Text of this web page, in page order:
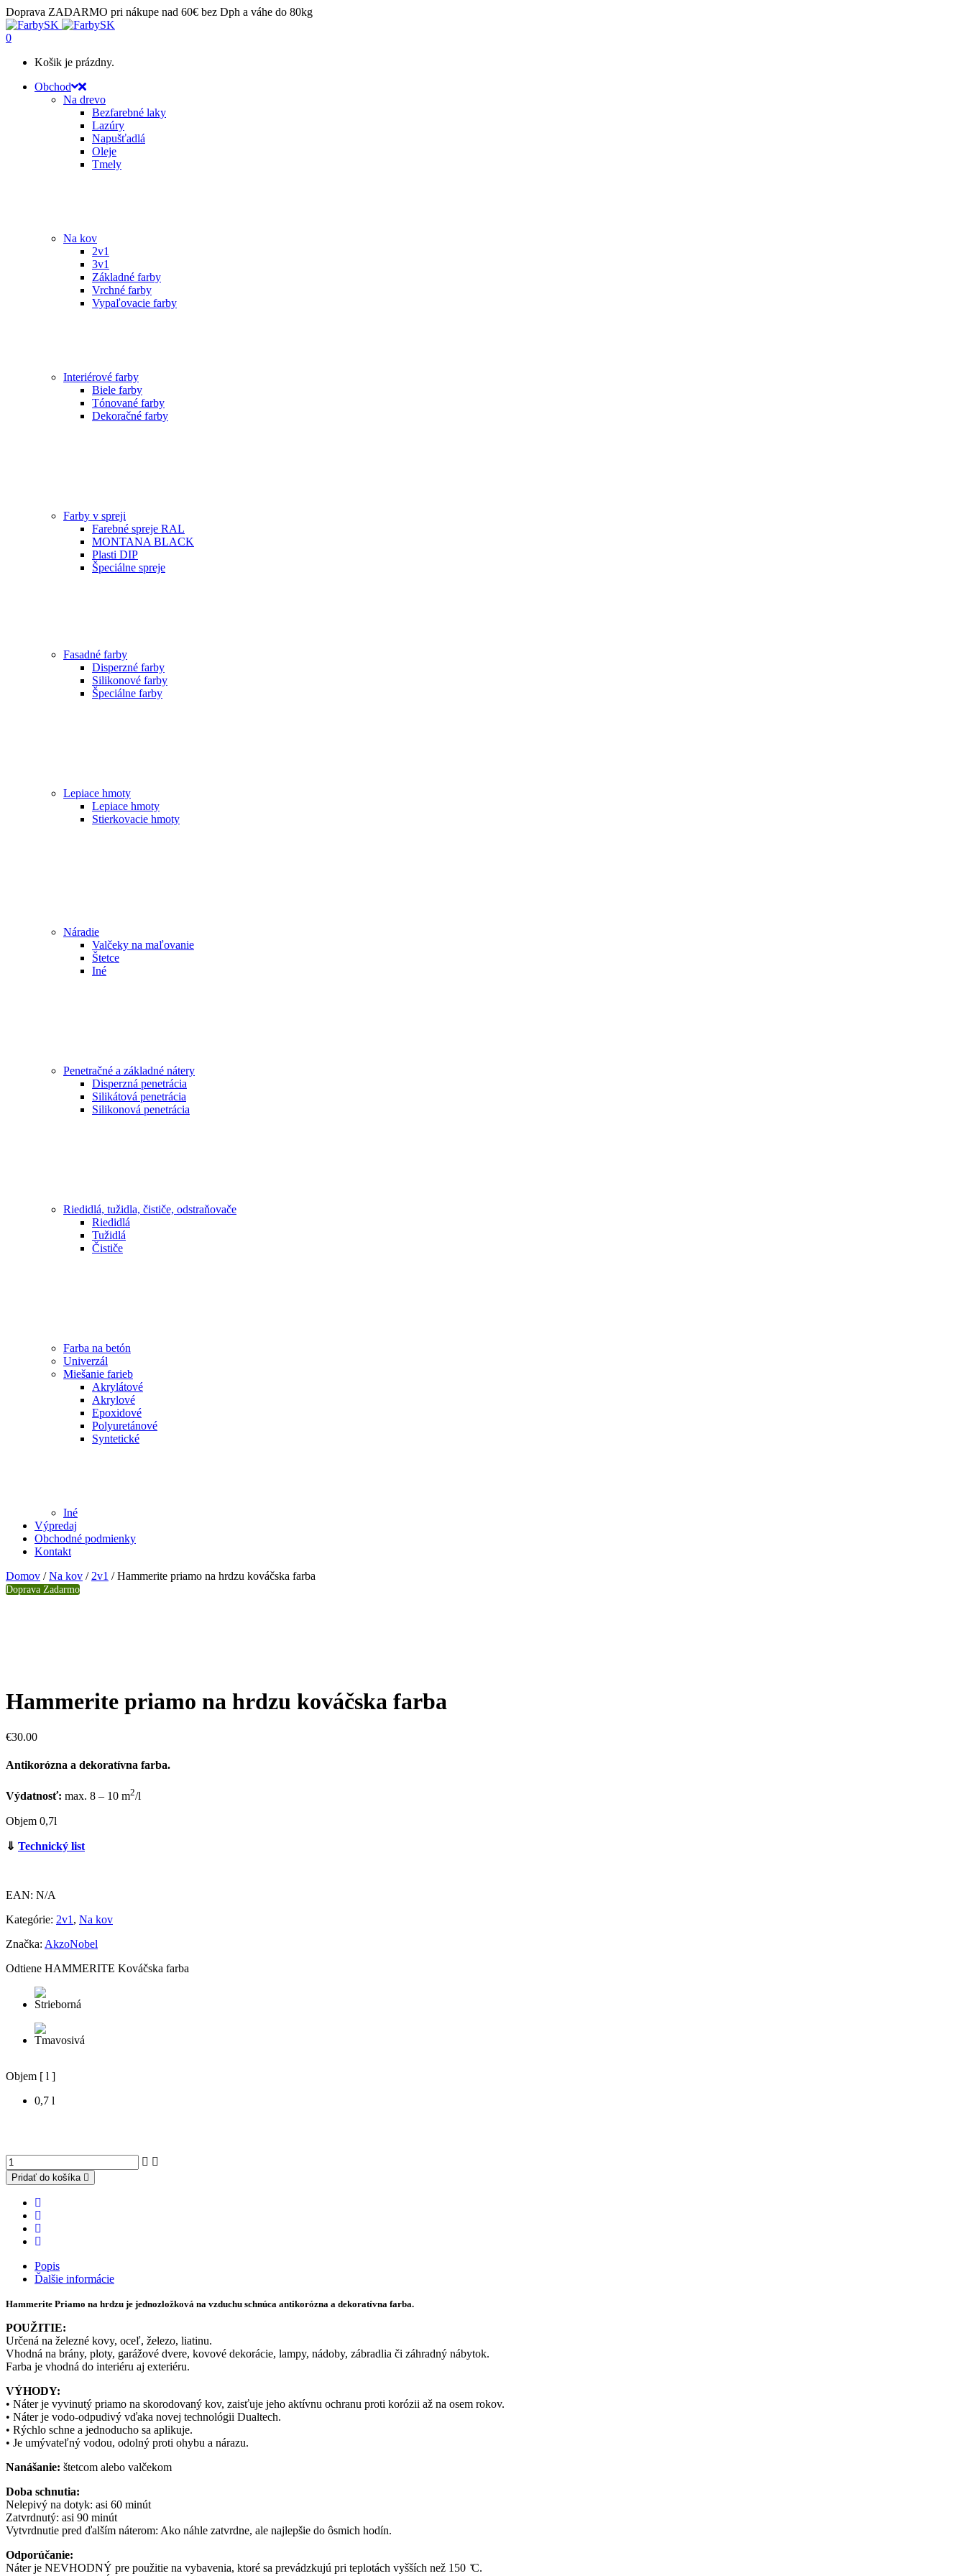
Doprava ZADARMO pri nákupe nad 60€ bez Dph a váhe do 80kg
0
Košik je prázdny.
Obchod
Na drevo
Bezfarebné laky
Lazúry
Napušťadlá
Oleje
Tmely
Na kov
2v1
3v1
Základné farby
Vrchné farby
Vypaľovacie farby
Interiérové farby
Biele farby
Tónované farby
Dekoračné farby
Farby v spreji
Farebné spreje RAL
MONTANA BLACK
Plasti DIP
Špeciálne spreje
Fasadné farby
Disperzné farby
Silikonové farby
Špeciálne farby
Lepiace hmoty
Lepiace hmoty
Stierkovacie hmoty
Náradie
Valčeky na maľovanie
Štetce
Iné
Penetračné a základné nátery
Disperzná penetrácia
Silikátová penetrácia
Silikonová penetrácia
Riedidlá, tužidla, čističe, odstraňovače
Riedidlá
Tužidlá
Čističe
Farba na betón
Univerzál
Miešanie farieb
Akrylátové
Akrylové
Epoxidové
Polyuretánové
Syntetické
Iné
Výpredaj
Obchodné podmienky
Kontakt
Domov /Na kov / 2v1 / Hammerite priamo na hrdzu kováčska farba
Doprava Zadarmo
Hammerite priamo na hrdzu kováčska farba
€30.00
Antikorózna a dekoratívna farba.
Výdatnosť: max. 8 – 10 m2/l
Objem 0,7l
⇓ Technický list
EAN: N/A
Kategórie: 2v1 , Na kov
Značka: AkzoNobel
Odtiene HAMMERITE Kováčska farba
Objem [ l ]
0,7 l
Pridať do košíka
Popis
Ďalšie informácie
Hammerite Priamo na hrdzu je jednozložková na vzduchu schnúca antikorózna a dekoratívna farba.
POUŽITIE:
Určená na železné kovy, oceľ, železo, liatinu.
Vhodná na brány, ploty, garážové dvere, kovové dekorácie, lampy, nádoby, zábradlia či záhradný nábytok.
Farba je vhodná do interiéru aj exteriéru.
VÝHODY:
• Náter je vyvinutý priamo na skorodovaný kov, zaisťuje jeho aktívnu ochranu proti korózii až na osem rokov.
• Náter je vodo-odpudivý vďaka novej technológii Dualtech.
• Rýchlo schne a jednoducho sa aplikuje.
• Je umývateľný vodou, odolný proti ohybu a nárazu.
Nanášanie: štetcom alebo valčekom
Doba schnutia:
Nelepivý na dotyk: asi 60 minút
Zatvrdnutý: asi 90 minút
Vytvrdnutie pred ďalším náterom: Ako náhle zatvrdne, ale najlepšie do ôsmich hodín.
Odporúčanie:
Náter je NEVHODNÝ pre použitie na vybavenia, ktoré sa prevádzkujú pri teplotách vyšších než 150 ̊C.